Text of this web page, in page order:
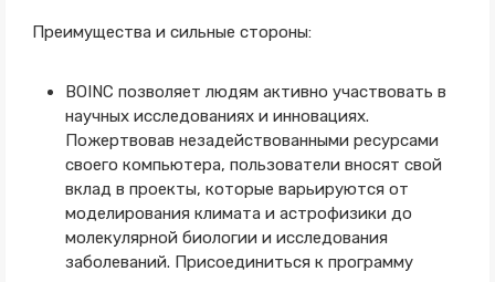
Преимущества и сильные стороны:
BOINC позволяет людям активно участвовать в
научных исследованиях и инновациях.
Пожертвовав незадействованными ресурсами
своего компьютера, пользователи вносят свой
вклад в проекты, которые варьируются от
моделирования климата и астрофизики до
молекулярной биологии и исследования
заболеваний. Присоединиться к программу